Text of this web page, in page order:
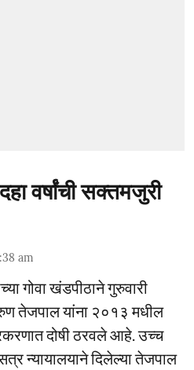
वर्षांची सक्तमजुरी
am
गोवा खंडपीठाने गुरुवारी
तेजपाल यांना २०१३ मधील
दोषी ठरवले आहे. उच्च
सत्र न्यायालयाने दिलेल्या तेजपाल